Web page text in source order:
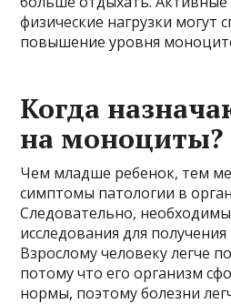
физические нагрузки могут
повышение уровня
Когда
на моноциты?
Чем младше ребенок, тем
симптомы патологии в
Следовательно,
исследования для
Взрослому человеку легче
потому что его организм
нормы, поэтому болезни